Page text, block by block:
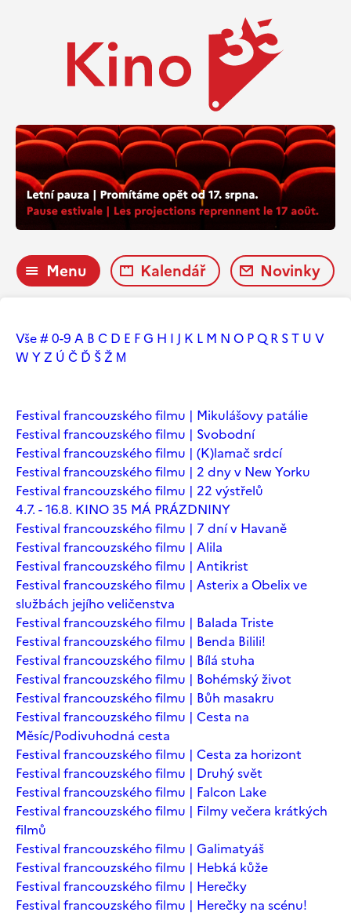
Menu Kalendář Novinky
Vše# 0-9 A B C D E FG H I J K L M N O PQ R ST U V
W YZ Ú Č Ď ŠŽ М
Festival francouzského filmu | Mikulášovy patálie
Festival francouzského filmu | Svobodní
Festival francouzského filmu | (K)lamač srdcí
Festival francouzského filmu | 2 dny v New Yorku
Festival francouzského filmu | 22 výstřelů
4.7. - 16.8. KINO 35 MÁ PRÁZDNINY
Festival francouzského filmu | 7 dní v Havaně
Festival francouzského filmu | Alila
Festival francouzského filmu | Antikrist
Festival francouzského filmu | Asterix a Obelix ve
službách jejího veličenstva
Festival francouzského filmu | Balada Triste
Festival francouzského filmu | Benda Bilili!
Festival francouzského filmu | Bílá stuha
Festival francouzského filmu | Bohémský život
Festival francouzského filmu | Bůh masakru
Festival francouzského filmu | Cesta na
Měsíc/Podivuhodná cesta
Festival francouzského filmu | Cesta za horizont
Festival francouzského filmu | Druhý svět
Festival francouzského filmu | Falcon Lake
Festival francouzského filmu | Filmy večera krátkých
filmů
Festival francouzského filmu | Galimatyáš
Festival francouzského filmu | Hebká kůže
Festival francouzského filmu | Herečky
Festival francouzského filmu | Herečky na scénu!